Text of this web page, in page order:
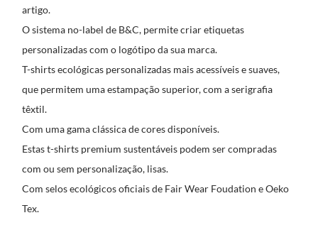
artigo.
O sistema no-label de B&C, permite criar etiquetas
personalizadas com o logótipo da sua marca.
T-shirts ecológicas personalizadas mais acessíveis e suaves,
que permitem uma estampação superior, com a serigrafia
têxtil.
Com uma gama clássica de cores disponíveis.
Estas t-shirts premium sustentáveis podem ser compradas
com ou sem personalização, lisas.
Com selos ecológicos oficiais de Fair Wear Foudation e Oeko
Tex.